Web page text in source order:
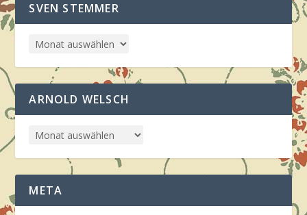
SVEN STEMMER
ARNOLD WELSCH
META